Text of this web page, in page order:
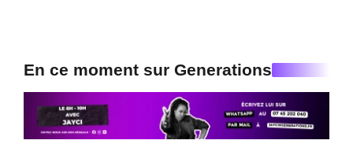
En ce moment sur Generations